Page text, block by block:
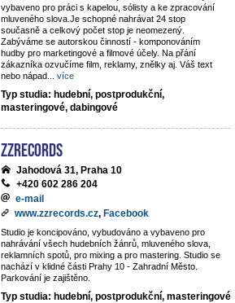
vybaveno pro práci s kapelou, sólisty a ke zpracování
mluveného slova.Je schopné nahrávat 24 stop
současně a celkový počet stop je neomezený.
Zabýváme se autorskou činností - komponováním
hudby pro marketingové a filmové účely. Na přání
zákazníka ozvučíme film, reklamy, znělky aj. Váš text
nebo nápad
více
Typ studia: hudební, postprodukční,
masteringové, dabingové
ZZrecords
Jahodová 31, Praha 10
+420 602 286 204
e-mail
www.zzrecords.cz, Facebook
Studio je koncipováno, vybudováno a vybaveno pro
nahrávání všech hudebních žánrů, mluveného slova,
reklamních spotů, pro mixing a pro mastering. Studio se
nachází v klidné části Prahy 10 - Zahradní Město.
Parkování je zajištěno.
Typ studia: hudební, postprodukční, masteringové